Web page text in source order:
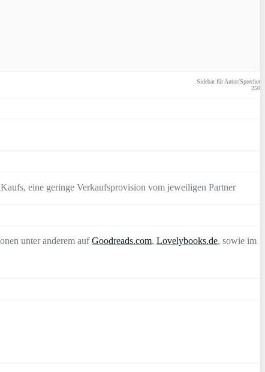
Sidebar für Autor/Sprecher
250
eine geringe Verkaufsprovision vom jeweiligen Partner
unter anderem aufGoodreads.com, Lovelybooks.de, sowie im